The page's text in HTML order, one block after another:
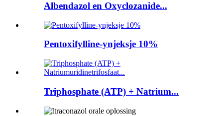
Albendazol en Oxyclozanide...
Pentoxifylline-ynjeksje 10%
Triphosphate (ATP) + Natrium...